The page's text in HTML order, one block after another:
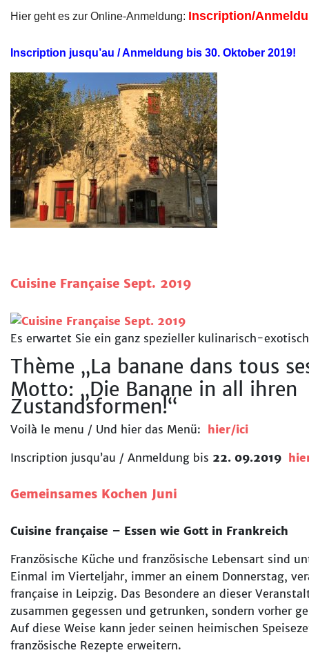
Hier geht es zur Online-Anmeldung: Inscription/
Inscription jusqu’au / Anmeldung bis 30. Oktober 2019!
Cuisine Française Sept. 2019
Es erwartet Sie ein ganz spezieller kulinarisch-
Thème „La banane dans tous
Motto: „Die Banane in all ihren
Zustandsformen!“
Voilà le menu / Und hier das Menü: hier/ici
Inscription jusqu’au / Anmeldung bis 22. 09.2019
Gemeinsames Kochen Juni
Cuisine française – Essen wie Gott in Frankreich
Französische Küche und französische Lebensart sind
Einmal im Vierteljahr, immer an einem Donnerstag,
française in Leipzig. Das Besondere an dieser
zusammen gegessen und getrunken, sondern vorher
Auf diese Weise kann jeder seinen heimischen
französische Rezepte erweitern.